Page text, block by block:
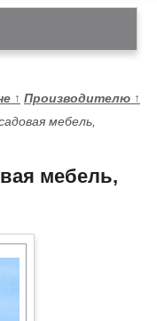
↑ Производителю ↑
мебель,
мебель,